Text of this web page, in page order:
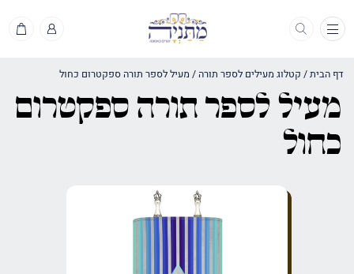
תפריט
דף הבית/ קטלוג מעילים לספר תורה / מעיל לספר תורה ספקטרום כחול
מעיל לספר תורה ספקטרום
כחול